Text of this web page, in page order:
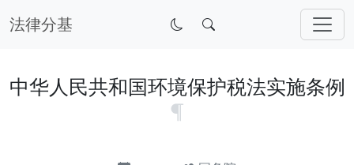
法律分基
中华人民共和国环境保护税法实施条例